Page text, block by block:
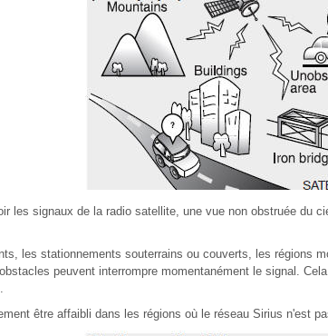
les signaux de la radio satellite, une vue non obstruée du
les stationnements souterrains ou couverts, les régions
peuvent interrompre momentanément le signal.
être affaibli dans les régions où le réseau Sirius n'est